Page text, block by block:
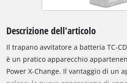
Descrizione dell'articolo
Il trapano avvitatore a batteria TC-
è un pratico apparecchio
Power X-Change. Il vantaggio di un